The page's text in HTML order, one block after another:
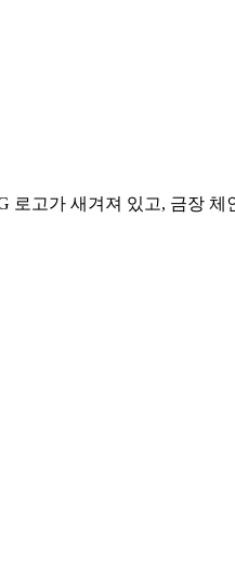
고가 새겨져 있고, 금장